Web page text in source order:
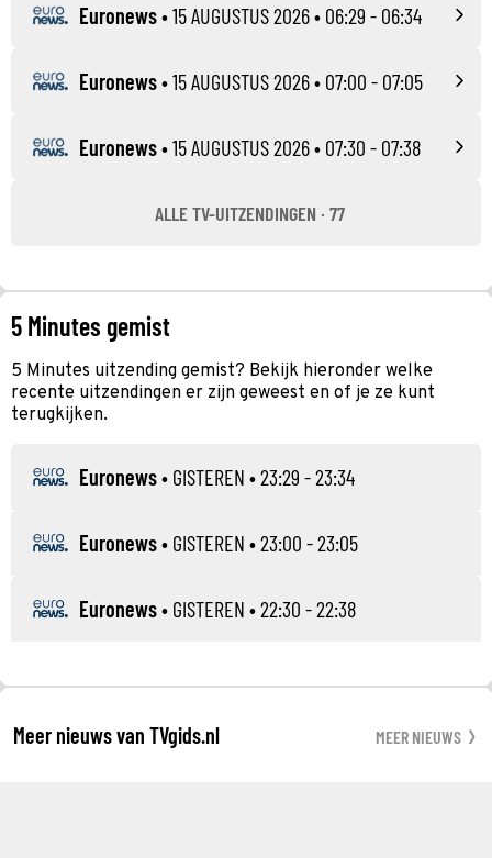
Euronews•15 AUGUSTUS 2026• 06:29 - 06:34
Euronews•15 AUGUSTUS 2026• 07:00 - 07:05
Euronews•15 AUGUSTUS 2026• 07:30 - 07:38
ALLE TV-UITZENDINGEN · 77
5 Minutes gemist
5 Minutes uitzending gemist? Bekijk hieronder welke
recente uitzendingen er zijn geweest en of je ze kunt
terugkijken.
Euronews• GISTEREN • 23:29 - 23:34
Euronews• GISTEREN • 23:00 - 23:05
Euronews• GISTEREN • 22:30 - 22:38
Meer nieuws van TVgids.nl MEER NIEUWS